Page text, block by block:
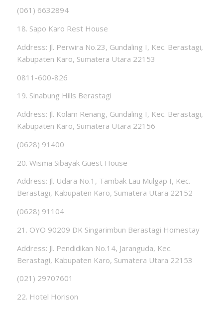
(061) 6632894
18. Sapo Karo Rest House
Address: Jl. Perwira No.23, Gundaling I, Kec. Berastagi,
Kabupaten Karo, Sumatera Utara 22153
0811-600-826
19. Sinabung Hills Berastagi
Address: Jl. Kolam Renang, Gundaling I, Kec. Berastagi,
Kabupaten Karo, Sumatera Utara 22156
(0628) 91400
20. Wisma Sibayak Guest House
Address: Jl. Udara No.1, Tambak Lau Mulgap I, Kec.
Berastagi, Kabupaten Karo, Sumatera Utara 22152
(0628) 91104
21. OYO 90209 DK Singarimbun Berastagi Homestay
Address: Jl. Pendidikan No.14, Jaranguda, Kec.
Berastagi, Kabupaten Karo, Sumatera Utara 22153
(021) 29707601
22. Hotel Horison